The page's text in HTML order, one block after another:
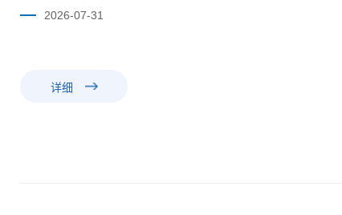
2026-07-31
详细